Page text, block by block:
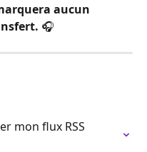
aucun
🎧
mon flux RSS